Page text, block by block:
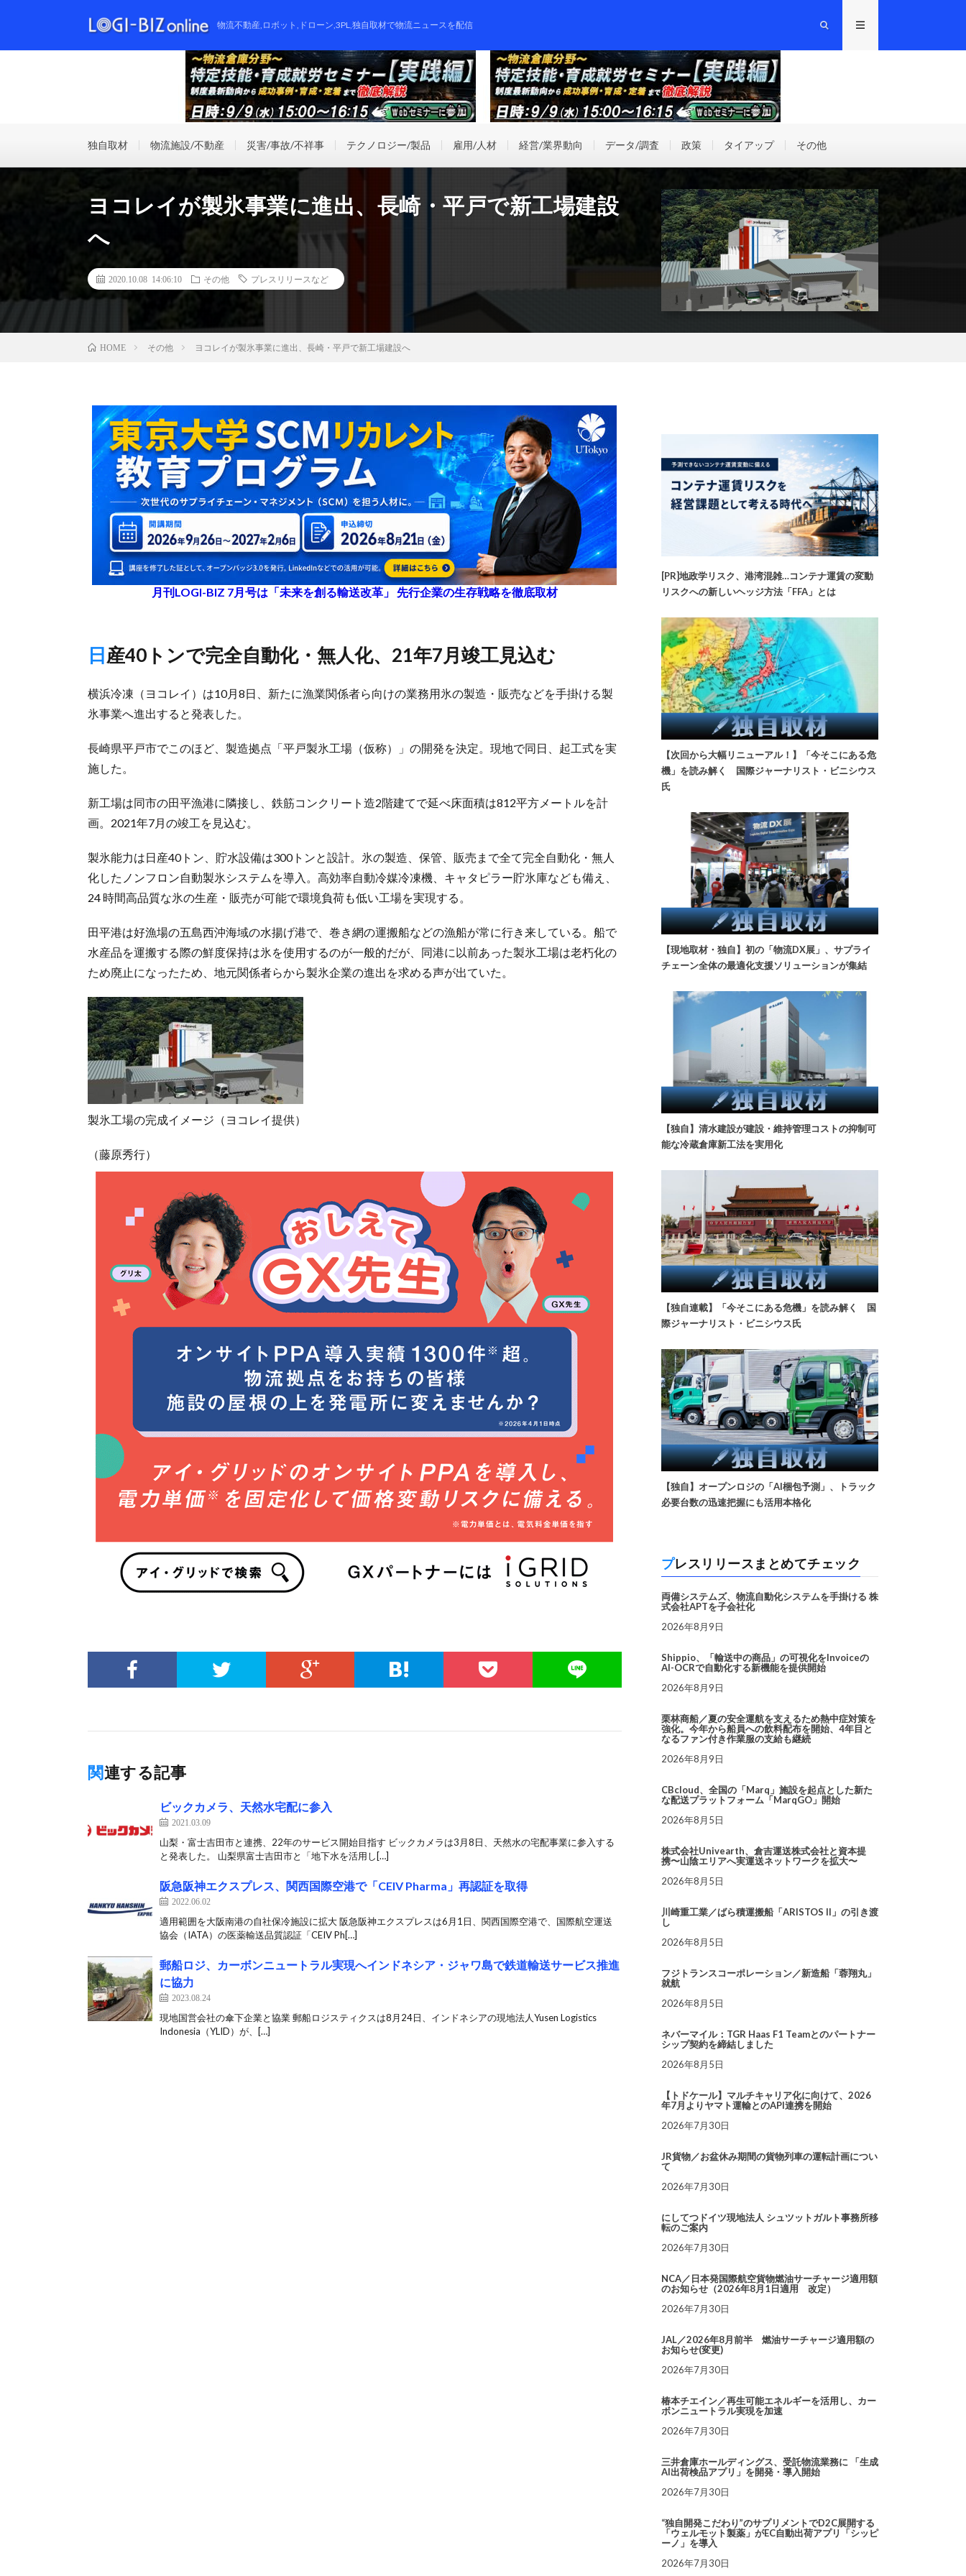
物流不動産,ロボット,ドローン,3PL,独自取材で物流ニュースを配信
独自取材 物流施設/不動産 災害/事故/不祥事 テクノロジー/製品 雇用/人材 経営/業界動向 データ/調査 政策 タイアップ その他
ヨコレイが製氷事業に進出、長崎・平戸で新工場建設
へ
2020.10.08 14:06:10 その他 プレスリリースなど
HOME その他 ヨコレイが製氷事業に進出、長崎・平戸で新工場建設へ
月刊LOGI-BIZ 7月号は「未来を創る輸送改革」 先行企業の生存戦略を徹底取材
日産40トンで完全自動化・無人化、21年7月竣工見込む
横浜冷凍（ヨコレイ）は10月8日、新たに漁業関係者ら向けの業務用氷の製造・販売などを手掛ける製
氷事業へ進出すると発表した。
長崎県平戸市でこのほど、製造拠点「平戸製氷工場（仮称）」の開発を決定。現地で同日、起工式を実
施した。
新工場は同市の田平漁港に隣接し、鉄筋コンクリート造2階建てで延べ床面積は812平方メートルを計
画。2021年7月の竣工を見込む。
製氷能力は日産40トン、貯水設備は300トンと設計。氷の製造、保管、販売まで全て完全自動化・無人
化したノンフロン自動製氷システムを導入。高効率自動冷媒冷凍機、キャタピラー貯氷庫なども備え、
24 時間高品質な氷の生産・販売が可能で環境負荷も低い工場を実現する。
田平港は好漁場の五島西沖海域の水揚げ港で、巻き網の運搬船などの漁船が常に行き来している。船で
水産品を運搬する際の鮮度保持は氷を使用するのが一般的だが、同港に以前あった製氷工場は老朽化の
ため廃止になったため、地元関係者らから製氷企業の進出を求める声が出ていた。
製氷工場の完成イメージ（ヨコレイ提供）
（藤原秀行）
関連する記事
ビックカメラ、天然水宅配に参入
2021.03.09
山梨・富士吉田市と連携、22年のサービス開始目指す ビックカメラは3月8日、天然水の宅配事業に参入する
と発表した。 山梨県富士吉田市と「地下水を活用し[…]
阪急阪神エクスプレス、関西国際空港で「CEIV Pharma」再認証を取得
2022.06.02
適用範囲を大阪南港の自社保冷施設に拡大 阪急阪神エクスプレスは6月1日、関西国際空港で、国際航空運送
協会（IATA）の医薬輸送品質認証「CEIV Ph[…]
郵船ロジ、カーボンニュートラル実現へインドネシア・ジャワ島で鉄道輸送サービス推進
に協力
2023.08.24
現地国営会社の傘下企業と協業 郵船ロジスティクスは8月24日、インドネシアの現地法人Yusen Logistics
Indonesia（YLID）が、[…]
[PR]地政学リスク、港湾混雑…コンテナ運賃の変動
リスクへの新しいヘッジ方法「FFA」とは
【次回から大幅リニューアル！】「今そこにある危
機」を読み解く 国際ジャーナリスト・ビニシウス
氏
【現地取材・独自】初の「物流DX展」、サプライ
チェーン全体の最適化支援ソリューションが集結
【独自】清水建設が建設・維持管理コストの抑制可
能な冷蔵倉庫新工法を実用化
【独自連載】「今そこにある危機」を読み解く 国
際ジャーナリスト・ビニシウス氏
【独自】オープンロジの「AI梱包予測」、トラック
必要台数の迅速把握にも活用本格化
プレスリリースまとめてチェック
両備システムズ、物流自動化システムを手掛ける 株
式会社APTを子会社化
2026年8月9日
Shippio、「輸送中の商品」の可視化をInvoiceの
AI-OCRで自動化する新機能を提供開始
2026年8月9日
栗林商船／夏の安全運航を支えるため熱中症対策を
強化。今年から船員への飲料配布を開始、4年目と
なるファン付き作業服の支給も継続
2026年8月9日
CBcloud、全国の「Marq」施設を起点とした新た
な配送プラットフォーム「MarqGO」開始
2026年8月5日
株式会社Univearth、倉吉運送株式会社と資本提
携〜山陰エリアへ実運送ネットワークを拡大〜
2026年8月5日
川崎重工業／ばら積運搬船「ARISTOS II」の引き渡
し
2026年8月5日
フジトランスコーポレーション／新造船「蓉翔丸」
就航
2026年8月5日
ネバーマイル：TGR Haas F1 Teamとのパートナー
シップ契約を締結しました
2026年8月5日
【トドケール】マルチキャリア化に向けて、2026
年7月よりヤマト運輸とのAPI連携を開始
2026年7月30日
JR貨物／お盆休み期間の貨物列車の運転計画につい
て
2026年7月30日
にしてつドイツ現地法人 シュツットガルト事務所移
転のご案内
2026年7月30日
NCA／日本発国際航空貨物燃油サーチャージ適用額
のお知らせ（2026年8月1日適用 改定）
2026年7月30日
JAL／2026年8月前半 燃油サーチャージ適用額の
お知らせ(変更)
2026年7月30日
椿本チエイン／再生可能エネルギーを活用し、カー
ボンニュートラル実現を加速
2026年7月30日
三井倉庫ホールディングス、受託物流業務に 「生成
AI出荷検品アプリ」を開発・導入開始
2026年7月30日
“独自開発こだわり”のサプリメントでD2C展開する
「ウェルモット製薬」がEC自動出荷アプリ「シッピ
ーノ」を導入
2026年7月30日